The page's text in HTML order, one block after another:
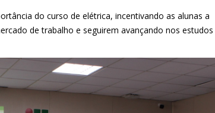
do curso de elétrica, incentivando as alunas a
de trabalho e seguirem avançando nos estudos